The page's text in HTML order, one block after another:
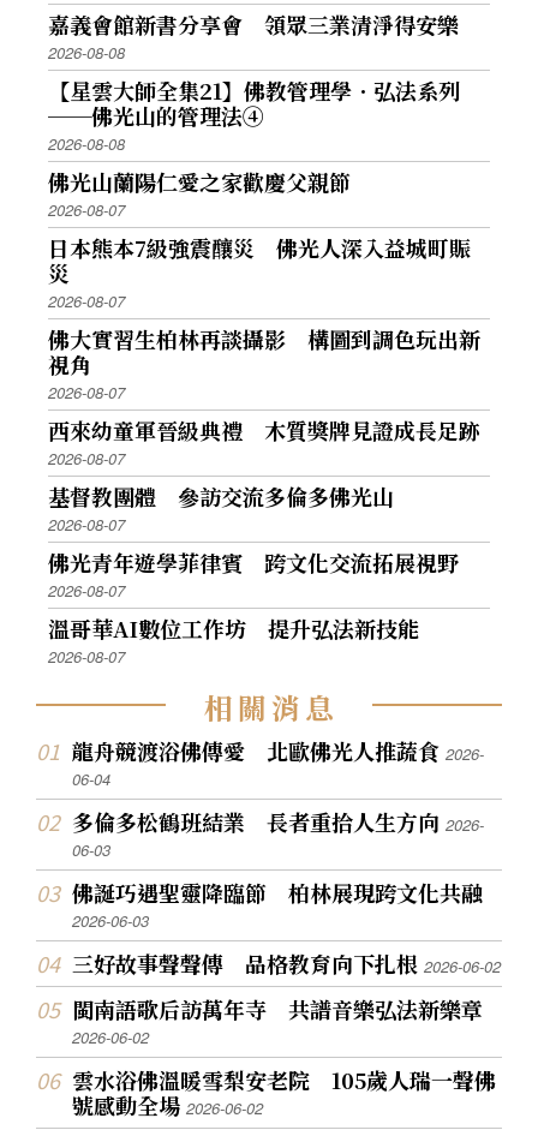
嘉義會館新書分享會 領眾三業清淨得安樂
2026-08-08
【星雲大師全集21】佛教管理學．弘法系列
──佛光山的管理法④
2026-08-08
佛光山蘭陽仁愛之家歡慶父親節
2026-08-07
日本熊本7級強震釀災 佛光人深入益城町賑
災
2026-08-07
佛大實習生柏林再談攝影 構圖到調色玩出新
視角
2026-08-07
西來幼童軍晉級典禮 木質獎牌見證成長足跡
2026-08-07
基督教團體 參訪交流多倫多佛光山
2026-08-07
佛光青年遊學菲律賓 跨文化交流拓展視野
2026-08-07
溫哥華AI數位工作坊 提升弘法新技能
2026-08-07
相關消息
龍舟競渡浴佛傳愛 北歐佛光人推蔬食2026-
06-04
多倫多松鶴班結業 長者重拾人生方向2026-
06-03
佛誕巧遇聖靈降臨節 柏林展現跨文化共融
2026-06-03
三好故事聲聲傳 品格教育向下扎根2026-06-02
閩南語歌后訪萬年寺 共譜音樂弘法新樂章
2026-06-02
雲水浴佛溫暖雪梨安老院 105歲人瑞一聲佛
號感動全場2026-06-02